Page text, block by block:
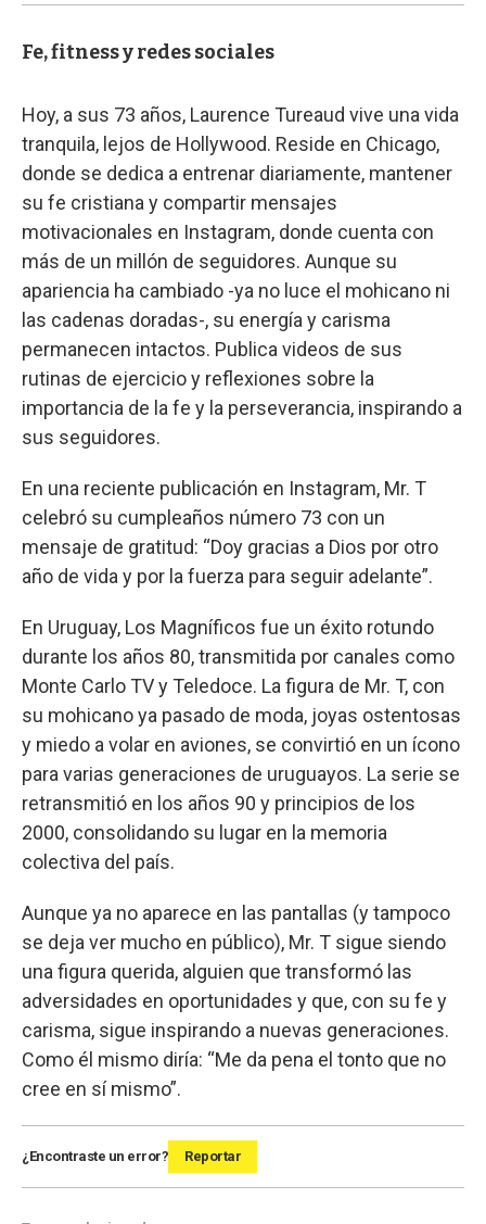
Fe, fitness y redes sociales
Hoy, a sus 73 años, Laurence Tureaud vive una vida
tranquila, lejos de Hollywood. Reside en Chicago,
donde se dedica a entrenar diariamente, mantener
su fe cristiana y compartir mensajes
motivacionales en Instagram, donde cuenta con
más de un millón de seguidores. Aunque su
apariencia ha cambiado -ya no luce el mohicano ni
las cadenas doradas-, su energía y carisma
permanecen intactos. Publica videos de sus
rutinas de ejercicio y reflexiones sobre la
importancia de la fe y la perseverancia, inspirando a
sus seguidores.
En una reciente publicación en Instagram, Mr. T
celebró su cumpleaños número 73 con un
mensaje de gratitud: “Doy gracias a Dios por otro
año de vida y por la fuerza para seguir adelante”.
En Uruguay, Los Magníficos fue un éxito rotundo
durante los años 80, transmitida por canales como
Monte Carlo TV y Teledoce. La figura de Mr. T, con
su mohicano ya pasado de moda, joyas ostentosas
y miedo a volar en aviones, se convirtió en un ícono
para varias generaciones de uruguayos. La serie se
retransmitió en los años 90 y principios de los
2000, consolidando su lugar en la memoria
colectiva del país.
Aunque ya no aparece en las pantallas (y tampoco
se deja ver mucho en público), Mr. T sigue siendo
una figura querida, alguien que transformó las
adversidades en oportunidades y que, con su fe y
carisma, sigue inspirando a nuevas generaciones.
Como él mismo diría: “Me da pena el tonto que no
cree en sí mismo”.
¿Encontraste un error? Reportar